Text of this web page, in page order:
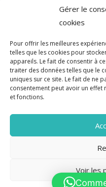
Gérer le
cookies
Pour offrir les meilleures
telles que les cookies pour
appareils. Le fait de consentir à
traiter des données telles que le
uniques sur ce site. Le fait de ne
consentement peut avoir un effet
et fonctions.
Voir les
TERRASSE
350 000 €
2020-2023 Riviera Immo -